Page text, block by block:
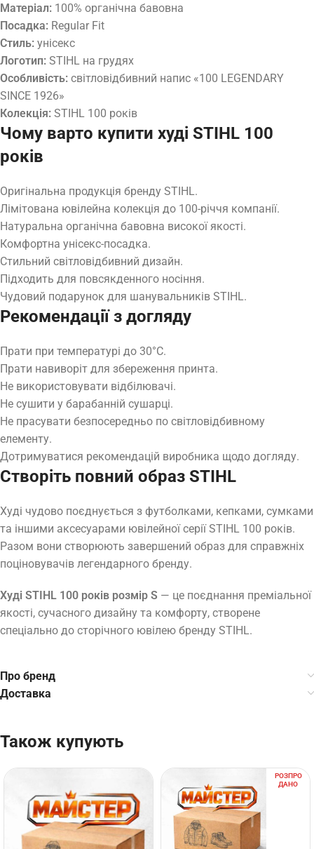
Матеріал: 100% органічна бавовна
Посадка: Regular Fit
Стиль: унісекс
Логотип: STIHL на грудях
Особливість: світловідбивний напис «100 LEGENDARY
SINCE 1926»
Колекція: STIHL 100 років
Чому варто купити худі STIHL 100
років
Оригінальна продукція бренду STIHL.
Лімітована ювілейна колекція до 100-річчя компанії.
Натуральна органічна бавовна високої якості.
Комфортна унісекс-посадка.
Стильний світловідбивний дизайн.
Підходить для повсякденного носіння.
Чудовий подарунок для шанувальників STIHL.
Рекомендації з догляду
Прати при температурі до 30°C.
Прати навиворіт для збереження принта.
Не використовувати відбілювачі.
Не сушити у барабанній сушарці.
Не прасувати безпосередньо по світловідбивному
елементу.
Дотримуватися рекомендацій виробника щодо догляду.
Створіть повний образ STIHL
Худі чудово поєднується з футболками, кепками, сумками
та іншими аксесуарами ювілейної серії STIHL 100 років.
Разом вони створюють завершений образ для справжніх
поціновувачів легендарного бренду.
Худі STIHL 100 років розмір S — це поєднання преміальної
якості, сучасного дизайну та комфорту, створене
спеціально до сторічного ювілею бренду STIHL.
Про бренд
Доставка
Також купують
РОЗПРО
ДАНО